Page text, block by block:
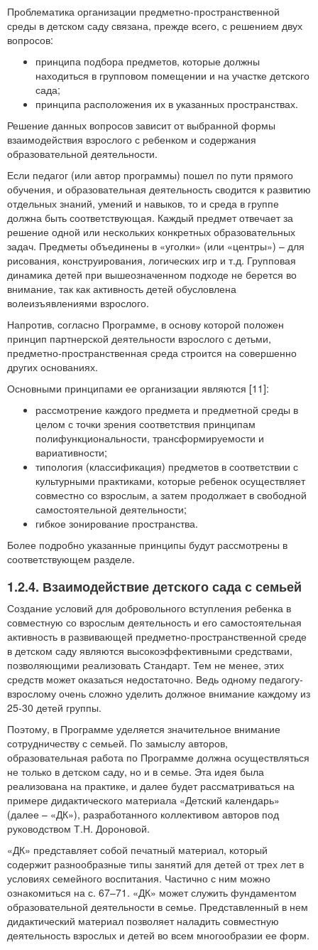
Проблематика организации предметно-пространственной
среды в детском саду связана, прежде всего, с решением двух
вопросов:
принципа подбора предметов, которые должны
находиться в групповом помещении и на участке детского
сада;
принципа расположения их в указанных пространствах.
Решение данных вопросов зависит от выбранной формы
взаимодействия взрослого с ребенком и содержания
образовательной деятельности.
Если педагог (или автор программы) пошел по пути прямого
обучения, и образовательная деятельность сводится к развитию
отдельных знаний, умений и навыков, то и среда в группе
должна быть соответствующая. Каждый предмет отвечает за
решение одной или нескольких конкретных образовательных
задач. Предметы объединены в «уголки» (или «центры») – для
рисования, конструирования, логических игр и т.д. Групповая
динамика детей при вышеозначенном подходе не берется во
внимание, так как активность детей обусловлена
волеизъявлениями взрослого.
Напротив, согласно Программе, в основу которой положен
принцип партнерской деятельности взрослого с детьми,
предметно-пространственная среда строится на совершенно
других основаниях.
Основными принципами ее организации являются [11]:
рассмотрение каждого предмета и предметной среды в
целом с точки зрения соответствия принципам
полифункциональности, трансформируемости и
вариативности;
типология (классификация) предметов в соответствии с
культурными практиками, которые ребенок осуществляет
совместно со взрослым, а затем продолжает в свободной
самостоятельной деятельности;
гибкое зонирование пространства.
Более подробно указанные принципы будут рассмотрены в
соответствующем разделе.
1.2.4. Взаимодействие детского сада с семьей
Создание условий для добровольного вступления ребенка в
совместную со взрослым деятельность и его самостоятельная
активность в развивающей предметно-пространственной среде
в детском саду являются высокоэффективными средствами,
позволяющими реализовать Стандарт. Тем не менее, этих
средств может оказаться недостаточно. Ведь одному педагогу-
взрослому очень сложно уделить должное внимание каждому из
25-30 детей группы.
Поэтому, в Программе уделяется значительное внимание
сотрудничеству с семьей. По замыслу авторов,
образовательная работа по Программе должна осуществляться
не только в детском саду, но и в семье. Эта идея была
реализована на практике, и далее будет рассматриваться на
примере дидактического материала «Детский календарь»
(далее – «ДК»), разработанного коллективом авторов под
руководством Т.Н. Дороновой.
«ДК» представляет собой печатный материал, который
содержит разнообразные типы занятий для детей от трех лет в
условиях семейного воспитания. Частично с ним можно
ознакомиться на с. 67–71. «ДК» может служить фундаментом
образовательной деятельности в семье. Представленный в нем
дидактический материал позволяет наладить совместную
деятельность взрослых и детей во всем многообразии ее форм.